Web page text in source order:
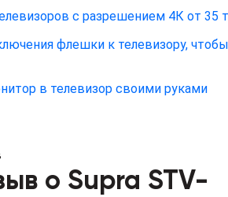
с разрешением 4К от 35
флешки к телевизору,
в телевизор своими руками
о Supra STV-